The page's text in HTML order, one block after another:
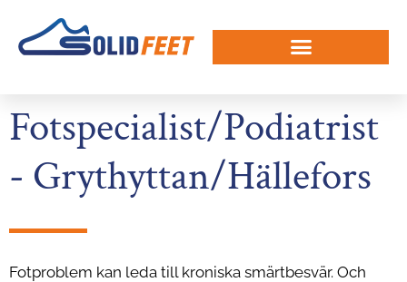
naar
Fotspecialist/Podiatrist
- Grythyttan/Hällefors
Fotproblem kan leda till kroniska smärtbesvär. Och